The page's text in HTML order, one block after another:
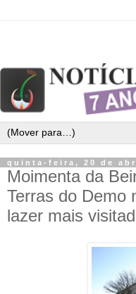
quinta-feira, 20 de
Moimenta da
Terras do Demo
lazer mais